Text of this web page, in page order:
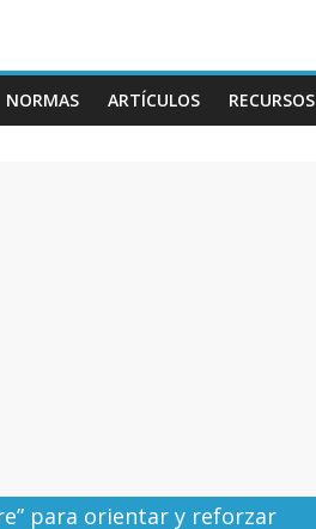
NORMAS ARTÍCULOS RECURSOS
para orientar y reforzar